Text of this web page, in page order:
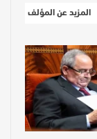
المزيد عن المؤلف